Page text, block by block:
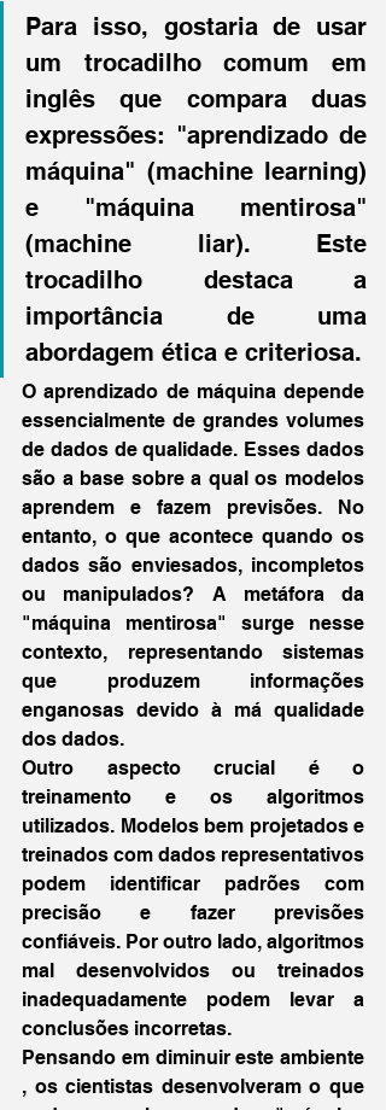
Para isso, gostaria de usar
um trocadilho comum em
inglês que compara duas
expressões: "aprendizado de
máquina" (machine learning)
e "máquina mentirosa"
(machine liar). Este
trocadilho destaca a
importância de uma
abordagem ética e criteriosa.
O aprendizado de máquina depende
essencialmente de grandes volumes
de dados de qualidade. Esses dados
são a base sobre a qual os modelos
aprendem e fazem previsões. No
entanto, o que acontece quando os
dados são enviesados, incompletos
ou manipulados? A metáfora da
"máquina mentirosa" surge nesse
contexto, representando sistemas
que produzem informações
enganosas devido à má qualidade
dos dados.
Outro aspecto crucial é o
treinamento e os algoritmos
utilizados. Modelos bem projetados e
treinados com dados representativos
podem identificar padrões com
precisão e fazer previsões
confiáveis. Por outro lado, algoritmos
mal desenvolvidos ou treinados
inadequadamente podem levar a
conclusões incorretas.
Pensando em diminuir este ambiente
, os cientistas desenvolveram o que